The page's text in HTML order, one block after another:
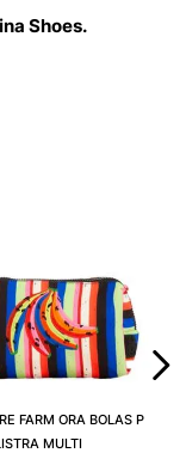
Shoes.
FARM ORA BOLAS P
MULTI